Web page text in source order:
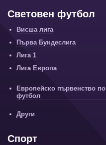
Световен футбол
Висша лига
Първа Бундеслига
Лига 1
Лига Европа
Европейско първенство по
футбол
Други
Спорт